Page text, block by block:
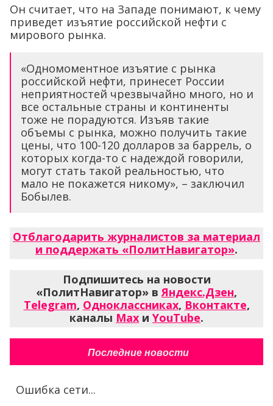
Он считает, что на Западе понимают, к чему
приведет изъятие российской нефти с
мирового рынка.
«Одномоментное изъятие с рынка
российской нефти, принесет России
неприятностей чрезвычайно много, но и
все остальные страны и континенты
тоже не порадуются. Изъяв такие
объемы с рынка, можно получить такие
цены, что 100-120 долларов за баррель, о
которых когда-то с надеждой говорили,
могут стать такой реальностью, что
мало не покажется никому», – заключил
Бобылев.
Отблагодарить журналистов за материал
и поддержать «ПолитНавигатор».
Подпишитесь на новости
«ПолитНавигатор» вЯндекс.Дзен,
Telegram, Одноклассниках, Вконтакте,
каналы Max и YouTube.
Последние новости
Ошибка сети...